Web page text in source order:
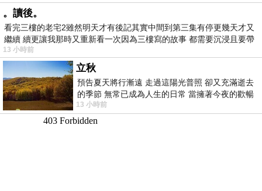
。讀後。
看完三樓的老宅2雖然明天才有後記其實中間到第三集有停更幾天才又
繼續 續更讓我那時又重新看一次因為三樓寫的故事 都需要沉浸且要帶
有
13 小時前
立秋
預告夏天將行漸遠 走過這陽光普照 卻又充滿逝去
的季節 無常已成為人生的日常 當擁著今夜的歡暢
舒心 轉眼驟成昨日 而明晨 太陽
13 小時前